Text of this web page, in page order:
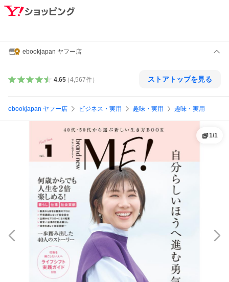
ebookjapan ヤフー店
4.65（4,567件） ストアトップを見る
ebookjapan ヤフー店 ビジネス・実用 趣味・実用 趣味・実用
1/1